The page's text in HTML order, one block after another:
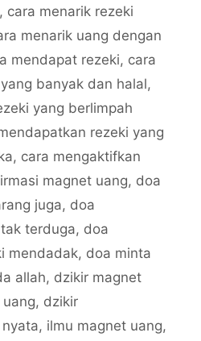
, cara menarik rezeki
menarik uang dengan
mendapat rezeki, cara
banyak dan halal,
yang berlimpah
rezeki yang
, cara mengaktifkan
magnet uang, doa
juga, doa
terduga, doa
mendadak, doa minta
allah, dzikir magnet
, dzikir
, ilmu magnet uang,